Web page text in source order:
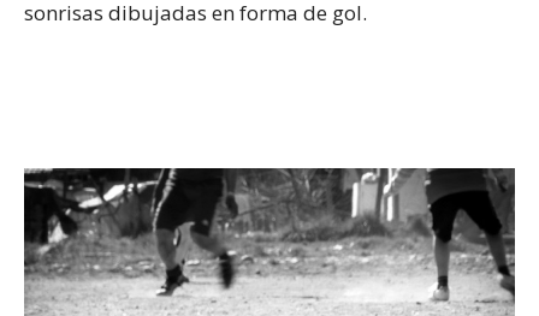
sonrisas dibujadas en forma de gol.